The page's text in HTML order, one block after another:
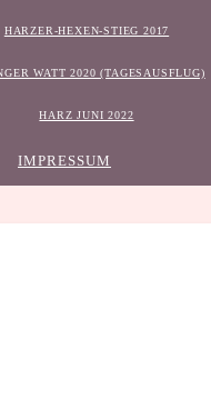
HARZER-HEXEN-STIEG 2017
WATT 2020 (TAGESAUSFLUG)
HARZ JUNI 2022
IMPRESSUM